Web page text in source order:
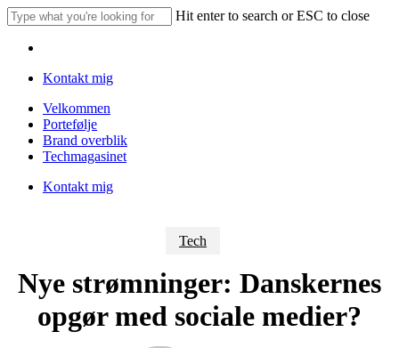
Skip
to
main
Hit enter to search or ESC to close
Search
Kontakt mig
Menu
Velkommen
Portefølje
Brand overblik
Techmagasinet
Kontakt mig
Tech
Nye strømninger: Danskernes
opgør med sociale medier?